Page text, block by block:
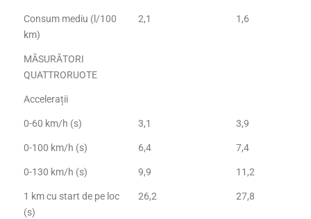
Consum mediu (l/100
km)
2,1 1,6
MĂSURĂTORI
QUATTRORUOTE
Accelerații
0-60 km/h (s) 3,1 3,9
0-100 km/h (s) 6,4 7,4
0-130 km/h (s) 9,9 11,2
1 km cu start de pe loc
(s)
26,2 27,8